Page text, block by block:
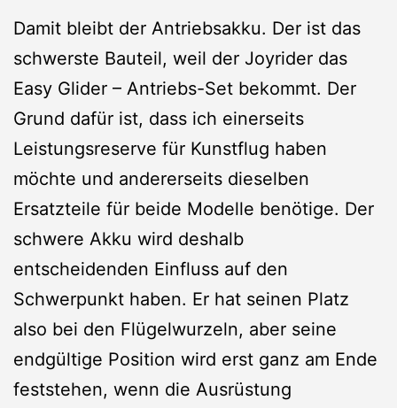
Damit bleibt der Antriebsakku. Der ist das
schwerste Bauteil, weil der Joyrider das
Easy Glider – Antriebs-Set bekommt. Der
Grund dafür ist, dass ich einerseits
Leistungsreserve für Kunstflug haben
möchte und andererseits dieselben
Ersatzteile für beide Modelle benötige. Der
schwere Akku wird deshalb
entscheidenden Einfluss auf den
Schwerpunkt haben. Er hat seinen Platz
also bei den Flügelwurzeln, aber seine
endgültige Position wird erst ganz am Ende
feststehen, wenn die Ausrüstung